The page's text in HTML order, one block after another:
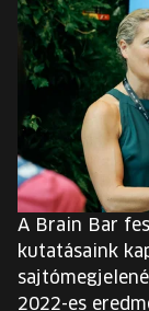
A Brain Bar
kutatásaink
2022-es